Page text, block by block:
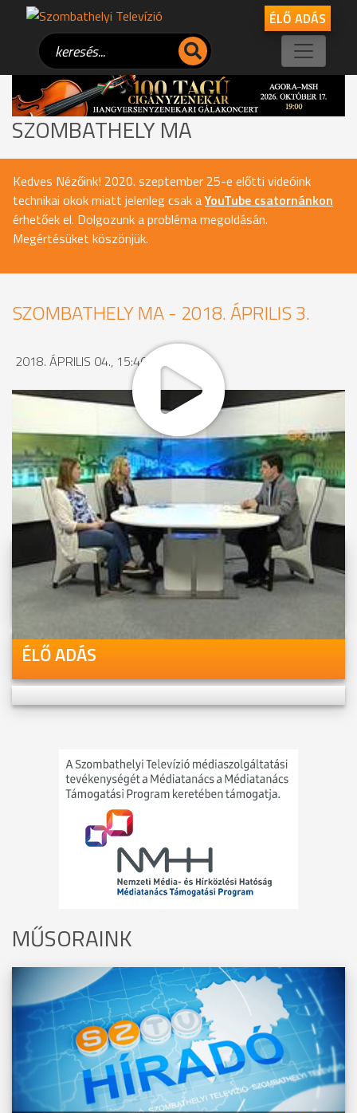
ÉLŐ ADÁS
SZOMBATHELY MA
Kedves Nézőink! 2020. szeptember 25-e előtti videóink
technikai okok miatt jelenleg csak aYouTube csatornánkon
érhetőek el. Dolgozunk a probléma megoldásán.
Megértésüket köszönjük.
SZOMBATHELY MA - 2018. ÁPRILIS 3.
2018. ÁPRILIS 04., 15:40
MEGOSZTÁS
Videóink megtekinthetőek
Youtube-csatornánkon is!
ÉLŐ ADÁS
MŰSORAINK